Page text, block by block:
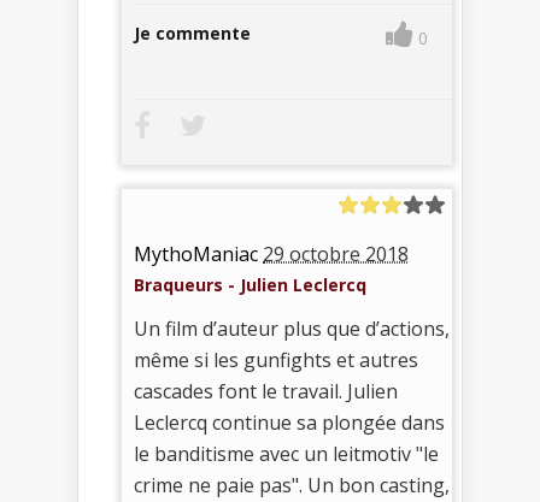
Je commente 0
MythoManiac 29 octobre 2018
Braqueurs - Julien Leclercq
Un film d’auteur plus que d’actions,
même si les gunfights et autres
cascades font le travail. Julien
Leclercq continue sa plongée dans
le banditisme avec un leitmotiv "le
crime ne paie pas". Un bon casting,